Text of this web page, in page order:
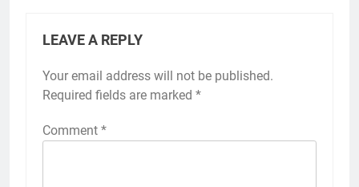
LEAVE A REPLY
Your email address will not be published.
Required fields are marked *
Comment *